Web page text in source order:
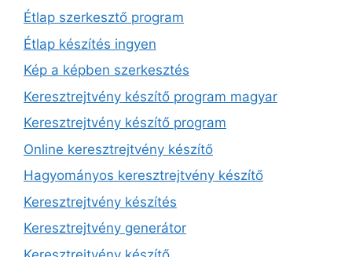
Étlap szerkesztő program
Étlap készítés ingyen
Kép a képben szerkesztés
Keresztrejtvény készítő program magyar
Keresztrejtvény készítő program
Online keresztrejtvény készítő
Hagyományos keresztrejtvény készítő
Keresztrejtvény készítés
Keresztrejtvény generátor